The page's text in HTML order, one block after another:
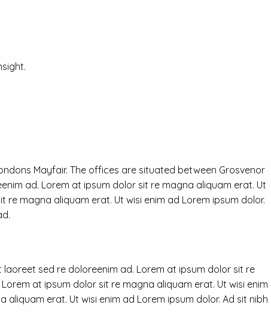
Mayfair. The offices are situated between Grosvenor
ad. Lorem at ipsum dolor sit re magna aliquam erat. Ut
magna aliquam erat. Ut wisi enim ad Lorem ipsum dolor.
sed re doloreenim ad. Lorem at ipsum dolor sit re
at ipsum dolor sit re magna aliquam erat. Ut wisi enim
erat. Ut wisi enim ad Lorem ipsum dolor. Ad sit nibh